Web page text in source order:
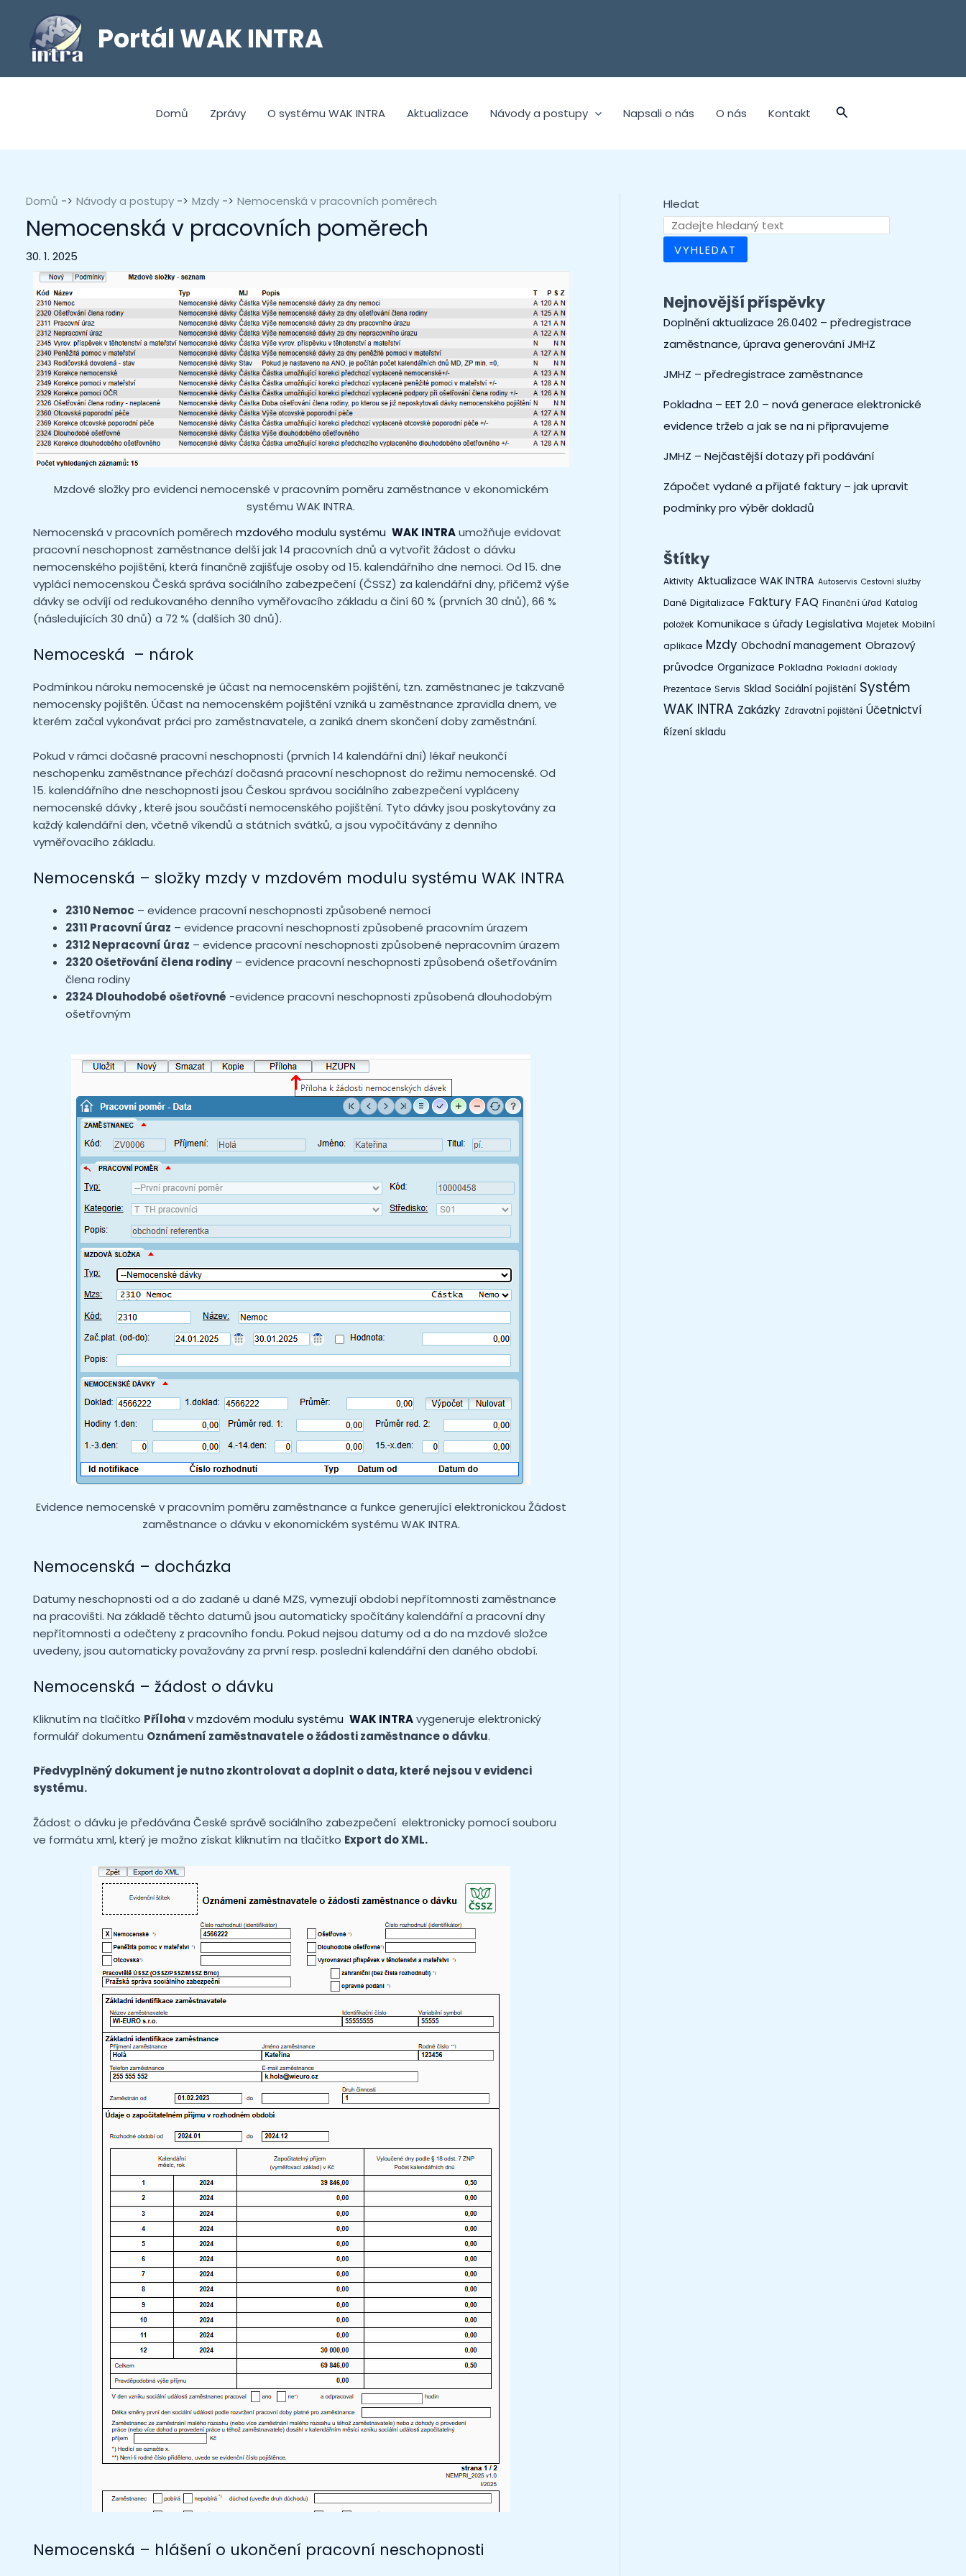
Portál WAK INTRA
Domů Zprávy O systému WAK INTRA Aktualizace Návody a postupy Napsali o nás O nás Kontakt
Domů Návody a postupy Mzdy Nemocenská v pracovních poměrech
Nemocenská v pracovních poměrech
30. 1. 2025
Mzdové složky pro evidenci nemocenské v pracovním poměru zaměstnance v ekonomickém
systému WAK INTRA.
Nemocenská v pracovních poměrech mzdového modulu systému WAK INTRA umožňuje evidovat
pracovní neschopnost zaměstnance delší jak 14 pracovních dnů a vytvořit žádost o dávku
nemocenského pojištění, která finančně zajišťuje osoby od 15. kalendářního dne nemoci. Od 15. dne
vyplácí nemocenskou Česká správa sociálního zabezpečení (ČSSZ) za kalendářní dny, přičemž výše
dávky se odvíjí od redukovaného denního vyměřovacího základu a činí 60 % (prvních 30 dnů), 66 %
(následujících 30 dnů) a 72 % (dalších 30 dnů).
Nemoceská – nárok
Podmínkou nároku nemocenské je účast na nemocenském pojištění, tzn. zaměstnanec je takzvaně
nemocensky pojištěn. Účast na nemocenském pojištění vzniká u zaměstnance zpravidla dnem, ve
kterém začal vykonávat práci pro zaměstnavatele, a zaniká dnem skončení doby zaměstnání.
Pokud v rámci dočasné pracovní neschopnosti (prvních 14 kalendářní dní) lékař neukončí
neschopenku zaměstnance přechází dočasná pracovní neschopnost do režimu nemocenské. Od
15. kalendářního dne neschopnosti jsou Českou správou sociálního zabezpečení vypláceny
nemocenské dávky , které jsou součástí nemocenského pojištění. Tyto dávky jsou poskytovány za
každý kalendářní den, včetně víkendů a státních svátků, a jsou vypočítávány z denního
vyměřovacího základu.
Nemocenská – složky mzdy v mzdovém modulu systému WAK INTRA
2310 Nemoc – evidence pracovní neschopnosti způsobené nemocí
2311 Pracovní úraz – evidence pracovní neschopnosti způsobené pracovním úrazem
2312 Nepracovní úraz – evidence pracovní neschopnosti způsobené nepracovním úrazem
2320 Ošetřování člena rodiny– evidence pracovní neschopnosti způsobená ošetřováním
člena rodiny
2324 Dlouhodobé ošetřovné -evidence pracovní neschopnosti způsobená dlouhodobým
ošetřovným
Evidence nemocenské v pracovním poměru zaměstnance a funkce generující elektronickou Žádost
zaměstnance o dávku v ekonomickém systému WAK INTRA.
Nemocenská – docházka
Datumy neschopnosti od a do zadané u dané MZS, vymezují období nepřítomnosti zaměstnance
na pracovišti. Na základě těchto datumů jsou automaticky spočítány kalendářní a pracovní dny
nepřítomnosti a odečteny z pracovního fondu. Pokud nejsou datumy od a do na mzdové složce
uvedeny, jsou automaticky považovány za první resp. poslední kalendářní den daného období.
Nemocenská – žádost o dávku
Kliknutím na tlačítko Přílohavmzdovém modulu systému WAK INTRAvygeneruje elektronický
formulář dokumentu Oznámení zaměstnavatele o žádosti zaměstnance o dávku.
Předvyplněný dokument je nutno zkontrolovat a doplnit o data, které nejsou v evidenci
systému.
Žádost o dávku je předávána České správě sociálního zabezpečení elektronicky pomocí souboru
ve formátu xml, který je možno získat kliknutím na tlačítko Export do XML.
Nemocenská – hlášení o ukončení pracovní neschopnosti
Hledat
VYHLEDAT
Nejnovější příspěvky
Doplnění aktualizace 26.0402 – předregistrace
zaměstnance, úprava generování JMHZ
JMHZ – předregistrace zaměstnance
Pokladna – EET 2.0 – nová generace elektronické
evidence tržeb a jak se na ni připravujeme
JMHZ – Nejčastější dotazy při podávání
Zápočet vydané a přijaté faktury – jak upravit
podmínky pro výběr dokladů
Štítky
Aktivity Aktualizace WAK INTRA Autoservis Cestovní služby
Daně Digitalizace Faktury FAQ Finanční úřad Katalog
položek Komunikace s úřady Legislativa Majetek Mobilní
aplikace Mzdy Obchodní management Obrazový
průvodce Organizace Pokladna Pokladní doklady
Prezentace Servis Sklad Sociální pojištění Systém
WAK INTRA Zakázky Zdravotní pojištění Účetnictví
Řízení skladu